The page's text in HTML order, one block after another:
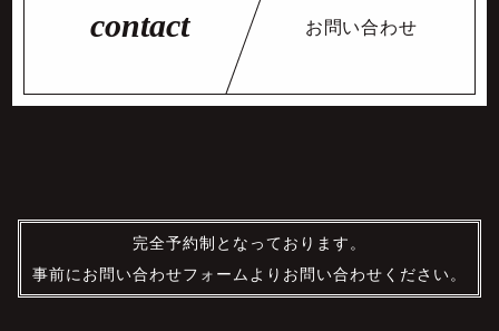
お問い合わせ
完全予約制となっております。
事前にお問い合わせフォームよりお問い合わせください。